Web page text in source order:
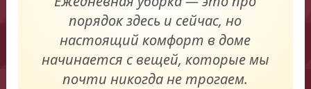
порядок здесь и сейчас, но
настоящий комфорт в доме
начинается с вещей, которые мы
почти никогда не трогаем.